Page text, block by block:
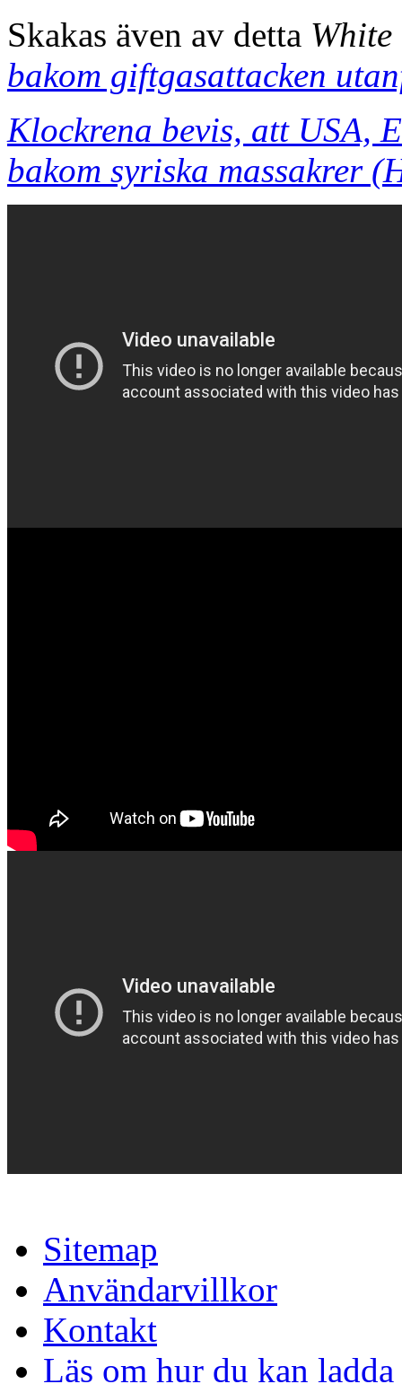
Skakas även av detta White
bakom giftgasattacken
Klockrena bevis, att USA,
bakom syriska massakrer
Sitemap
Användarvillkor
Kontakt
Läs om hur du kan